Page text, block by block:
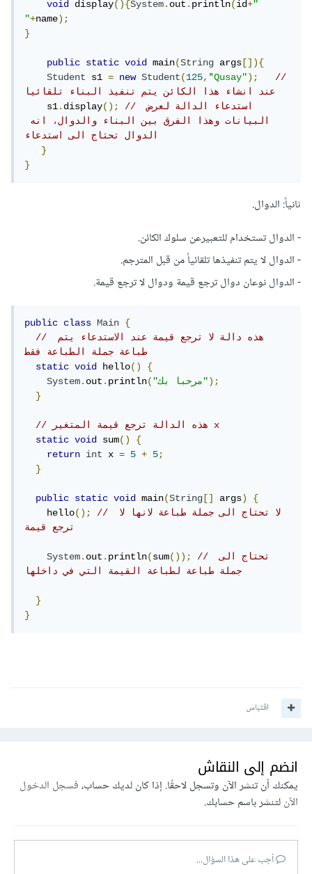
void display(){System.out.println(id+"
"+name);
}
public static void main(String args []){
Student
s1 = new Student(125,"َQusay");
//
عند انشاء هذا الكائن يتم تنفيذ البناء تلقائيا
    s1
.display();
// استدعاء الدالة لعرض
البيانات وهذا الفرق بين البناء والدوال، انه
الدوال تحتاج الى استدعاء
}
}
ثانياً: الدوال.
- الدوال تستخدام للتعبيرعن سلوك الكائن.
- الدوال لا يتم تنفيذها تلقائياً من قبل المترجم.
- الدوال نوعان دوال ترجع قيمة ودوال لا ترجع قيمة.
public class Main
{
// هذه دالة لا ترجع قيمة عند الاستدعاء يتم
طباعة جملة الطباعة فقط
static
void hello()
{
System.out.println( "مرحبا بك");
}
// هذه الدالة ترجع قيمة المتغير x
static
void sum()
{
return
int x = 5 + 5;
}
public static void main(String [] args)
{
    hello
();
// لا تحتاج الى جملة طباعة لانها لا
ترجع قيمة
System.out.println(sum());
// تحتاج الى
}
}
اقتباس
انضم إلى النقاش
يمكنك أن تنشر الآن وتسجل لاحقًا. إذا كان لديك حساب،فسجل الدخول
الآنلتنشر باسم حسابك.
أجب على هذا السؤال...